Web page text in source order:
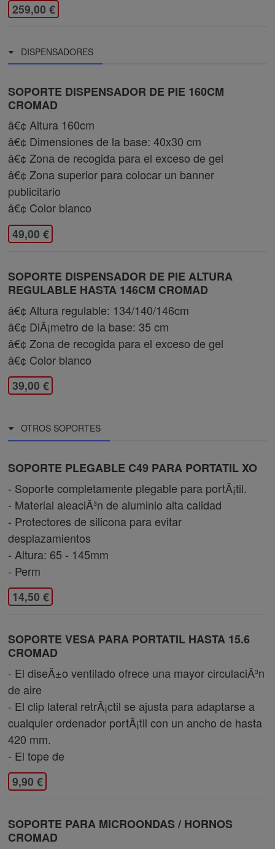
259,00 €
DISPENSADORES
SOPORTE DISPENSADOR DE PIE 160CM
CROMAD
â€¢ Altura 160cm
â€¢ Dimensiones de la base: 40x30 cm
â€¢ Zona de recogida para el exceso de gel
â€¢ Zona superior para colocar un banner
publicitario
â€¢ Color blanco
49,00 €
SOPORTE DISPENSADOR DE PIE ALTURA
REGULABLE HASTA 146CM CROMAD
â€¢ Altura regulable: 134/140/146cm
â€¢ DiÃ¡metro de la base: 35 cm
â€¢ Zona de recogida para el exceso de gel
â€¢ Color blanco
39,00 €
OTROS SOPORTES
SOPORTE PLEGABLE C49 PARA PORTATIL XO
- Soporte completamente plegable para portÃ¡til.
- Material aleaciÃ³n de aluminio alta calidad
- Protectores de silicona para evitar
desplazamientos
- Altura: 65 - 145mm
- Perm
14,50 €
SOPORTE VESA PARA PORTATIL HASTA 15.6
CROMAD
- El diseÃ±o ventilado ofrece una mayor circulaciÃ³n
de aire
- El clip lateral retrÃ¡ctil se ajusta para adaptarse a
cualquier ordenador portÃ¡til con un ancho de hasta
420 mm.
- El tope de
9,90 €
SOPORTE PARA MICROONDAS / HORNOS
CROMAD